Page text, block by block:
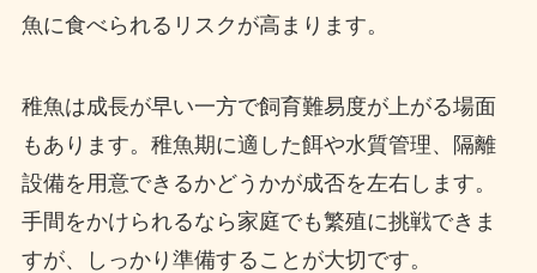
魚に食べられるリスクが高まります。
稚魚は成長が早い一方で飼育難易度が上がる場面
もあります。稚魚期に適した餌や水質管理、隔離
設備を用意できるかどうかが成否を左右します。
手間をかけられるなら家庭でも繁殖に挑戦できま
すが、しっかり準備することが大切です。